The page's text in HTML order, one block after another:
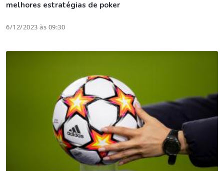
melhores estratégias de poker
6/12/2023 às 09:30